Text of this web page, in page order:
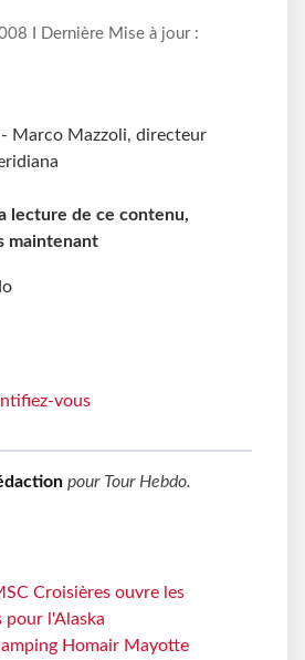
I Dernière Mise à jour :
lecture de ce contenu,
maintenant
vous
pour Tour Hebdo.
Croisières ouvre les
pour l'Alaska
Homair Mayotte